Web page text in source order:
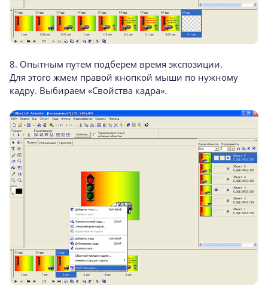
8. Опытным путем подберем время экспозиции.
Для этого жмем правой кнопкой мыши по нужному
кадру. Выбираем «Свойства кадра».